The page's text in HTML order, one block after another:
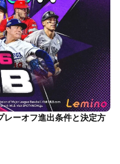
ーオフ進出条件と決定方